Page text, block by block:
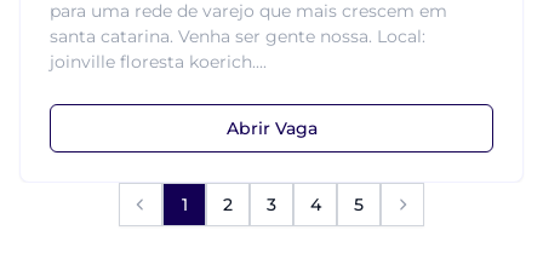
para uma rede de varejo que mais crescem em
santa catarina. Venha ser gente nossa. Local:
joinville floresta koerich....
Abrir Vaga
1 2 3 4 5